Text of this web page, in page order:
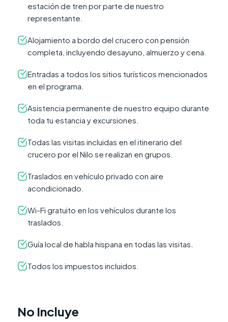
estación de tren por parte de nuestro
representante.
Alojamiento a bordo del crucero con pensión
completa, incluyendo desayuno, almuerzo y cena.
Entradas a todos los sitios turísticos mencionados
en el programa.
Asistencia permanente de nuestro equipo durante
toda tu estancia y excursiones.
Todas las visitas incluidas en el itinerario del
crucero por el Nilo se realizan en grupos.
Traslados en vehículo privado con aire
acondicionado.
Wi-Fi gratuito en los vehículos durante los
traslados.
Guía local de habla hispana en todas las visitas.
Todos los impuestos incluidos.
No Incluye